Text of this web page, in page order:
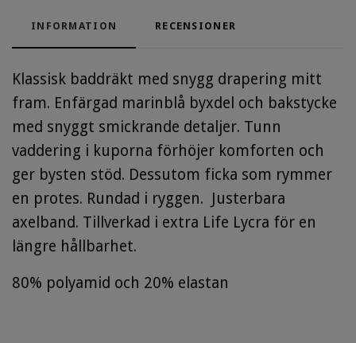
INFORMATION RECENSIONER
Klassisk baddräkt med snygg drapering mitt
fram. Enfärgad marinblå byxdel och bakstycke
med snyggt smickrande detaljer. Tunn
vaddering i kuporna förhöjer komforten och
ger bysten stöd. Dessutom ficka som rymmer
en protes. Rundad i ryggen. Justerbara
axelband. Tillverkad i extra Life Lycra för en
längre hållbarhet.
80% polyamid och 20% elastan